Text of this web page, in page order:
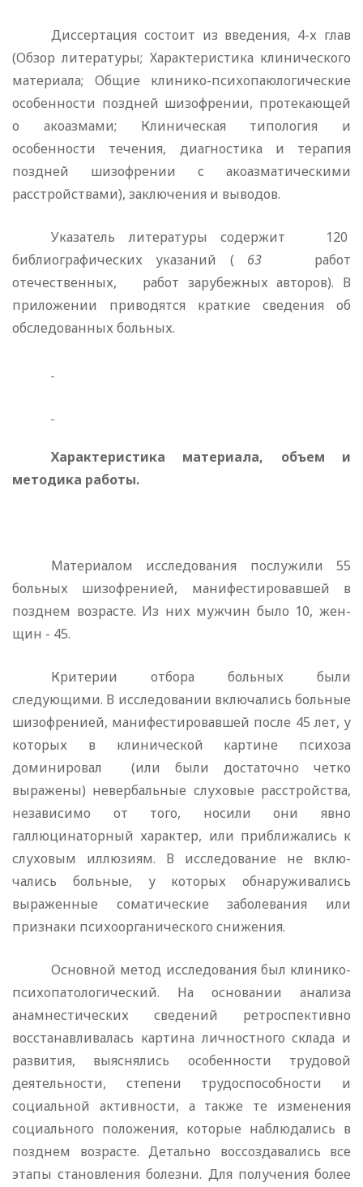
Диссертация состоит из введения, 4-х глав
(Обзор литературы; Характеристика клинического
материала; Общие клинико-психопаюлогические
особенности поздней шизофрении, протекающей
о акоазмами; Клиническая типология и
особенности течения, диагностика и терапия
поздней шизофрении с акоазматическими
расстройствами), заключения и выводов.
Указатель литературы содержит
120
библиографических указаний ( 63
работ
отечественных,
работ зарубежных авторов). В
приложении приводятся краткие сведения об
обсле­дованных больных.
Характеристика материала, объем и
методика работы.
Мате­риалом исследования послужили 55
больных шизофренией, мани­фестировавшей в
позднем возрасте. Из них мужчин было 10, жен­
щин - 45.
Критерии отбора больных были
следующими. В исследовании включались больные
шизофренией, манифестировавшей после 45 лет, у
которых в клинической картине психоза
доминировал
(или были достаточно четко
выражены) невербальные слуховые расстройства,
независимо от того, носили они явно
галлюцинаторный характер, или приближались к
слуховым иллюзиям. В исследование не вклю­
чались больные, у которых обнаруживались
выраженные соматичес­кие заболевания или
признаки психоорганического снижения.
Основной метод исследования был клинико-
психопатологический. На основании анализа
анамнестических сведений ретроспективно
восстанавливалась картина личностного склада и
развития, выяс­нялись особенности трудовой
деятельности, степени трудоспо­собности и
социальной активности, а также те изменения
соци­ального положения, которые наблюдались в
позднем возрасте. Детально воссоздавались все
этапы становления болезни. Для получения более